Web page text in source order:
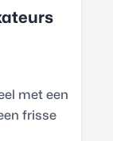
met een
frisse